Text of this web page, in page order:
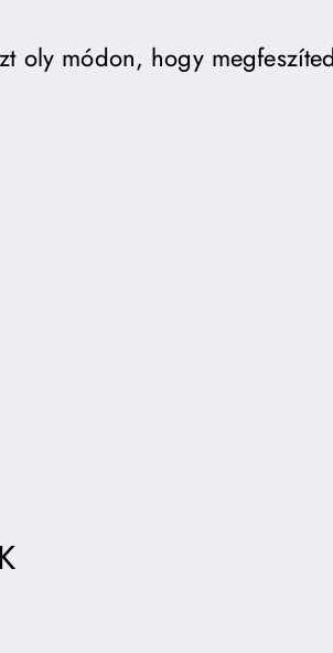
oly módon, hogy